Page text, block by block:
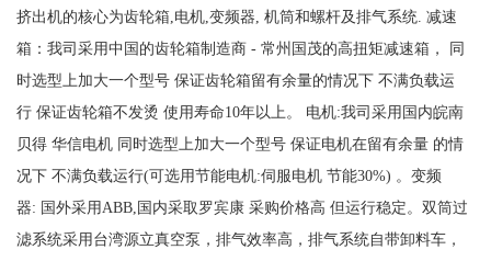
挤出机的核心为齿轮箱,电机,变频器, 机筒和螺杆及排气系统. 减速
箱：我司采用中国的齿轮箱制造商 - 常州国茂的高扭矩减速箱， 同
时选型上加大一个型号 保证齿轮箱留有余量的情况下 不满负载运
行 保证齿轮箱不发烫 使用寿命10年以上。 电机:我司采用国内皖南
贝得 华信电机 同时选型上加大一个型号 保证电机在留有余量 的情
况下 不满负载运行(可选用节能电机:伺服电机 节能30%) 。变频
器: 国外采用ABB,国内采取罗宾康 采购价格高 但运行稳定。双筒过
滤系统采用台湾源立真空泵，排气效率高，排气系统自带卸料车，